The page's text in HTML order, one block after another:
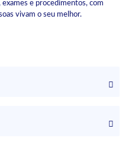
e procedimentos, com
vivam o seu melhor.